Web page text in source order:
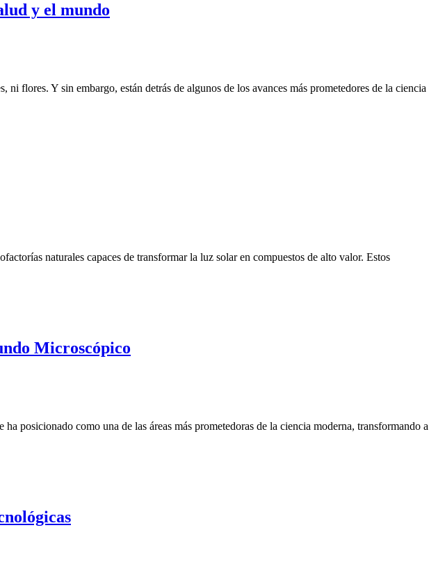
y el mundo
flores. Y sin embargo, están detrás de algunos de los avances más prometedores de la ciencia
naturales capaces de transformar la luz solar en compuestos de alto valor. Estos
Microscópico
posicionado como una de las áreas más prometedoras de la ciencia moderna, transformando a